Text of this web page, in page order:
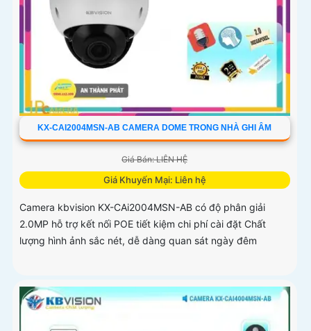
KX-CAI2004MSN-AB CAMERA DOME TRONG NHÀ GHI ÂM
Giá Bán: LIÊN HỆ
Giá Khuyến Mại: Liên hệ
Camera kbvision KX-CAi2004MSN-AB có độ phân giải
2.0MP hỗ trợ kết nối POE tiết kiệm chi phí cài đặt Chất
lượng hình ảnh sắc nét, dễ dàng quan sát ngày đêm